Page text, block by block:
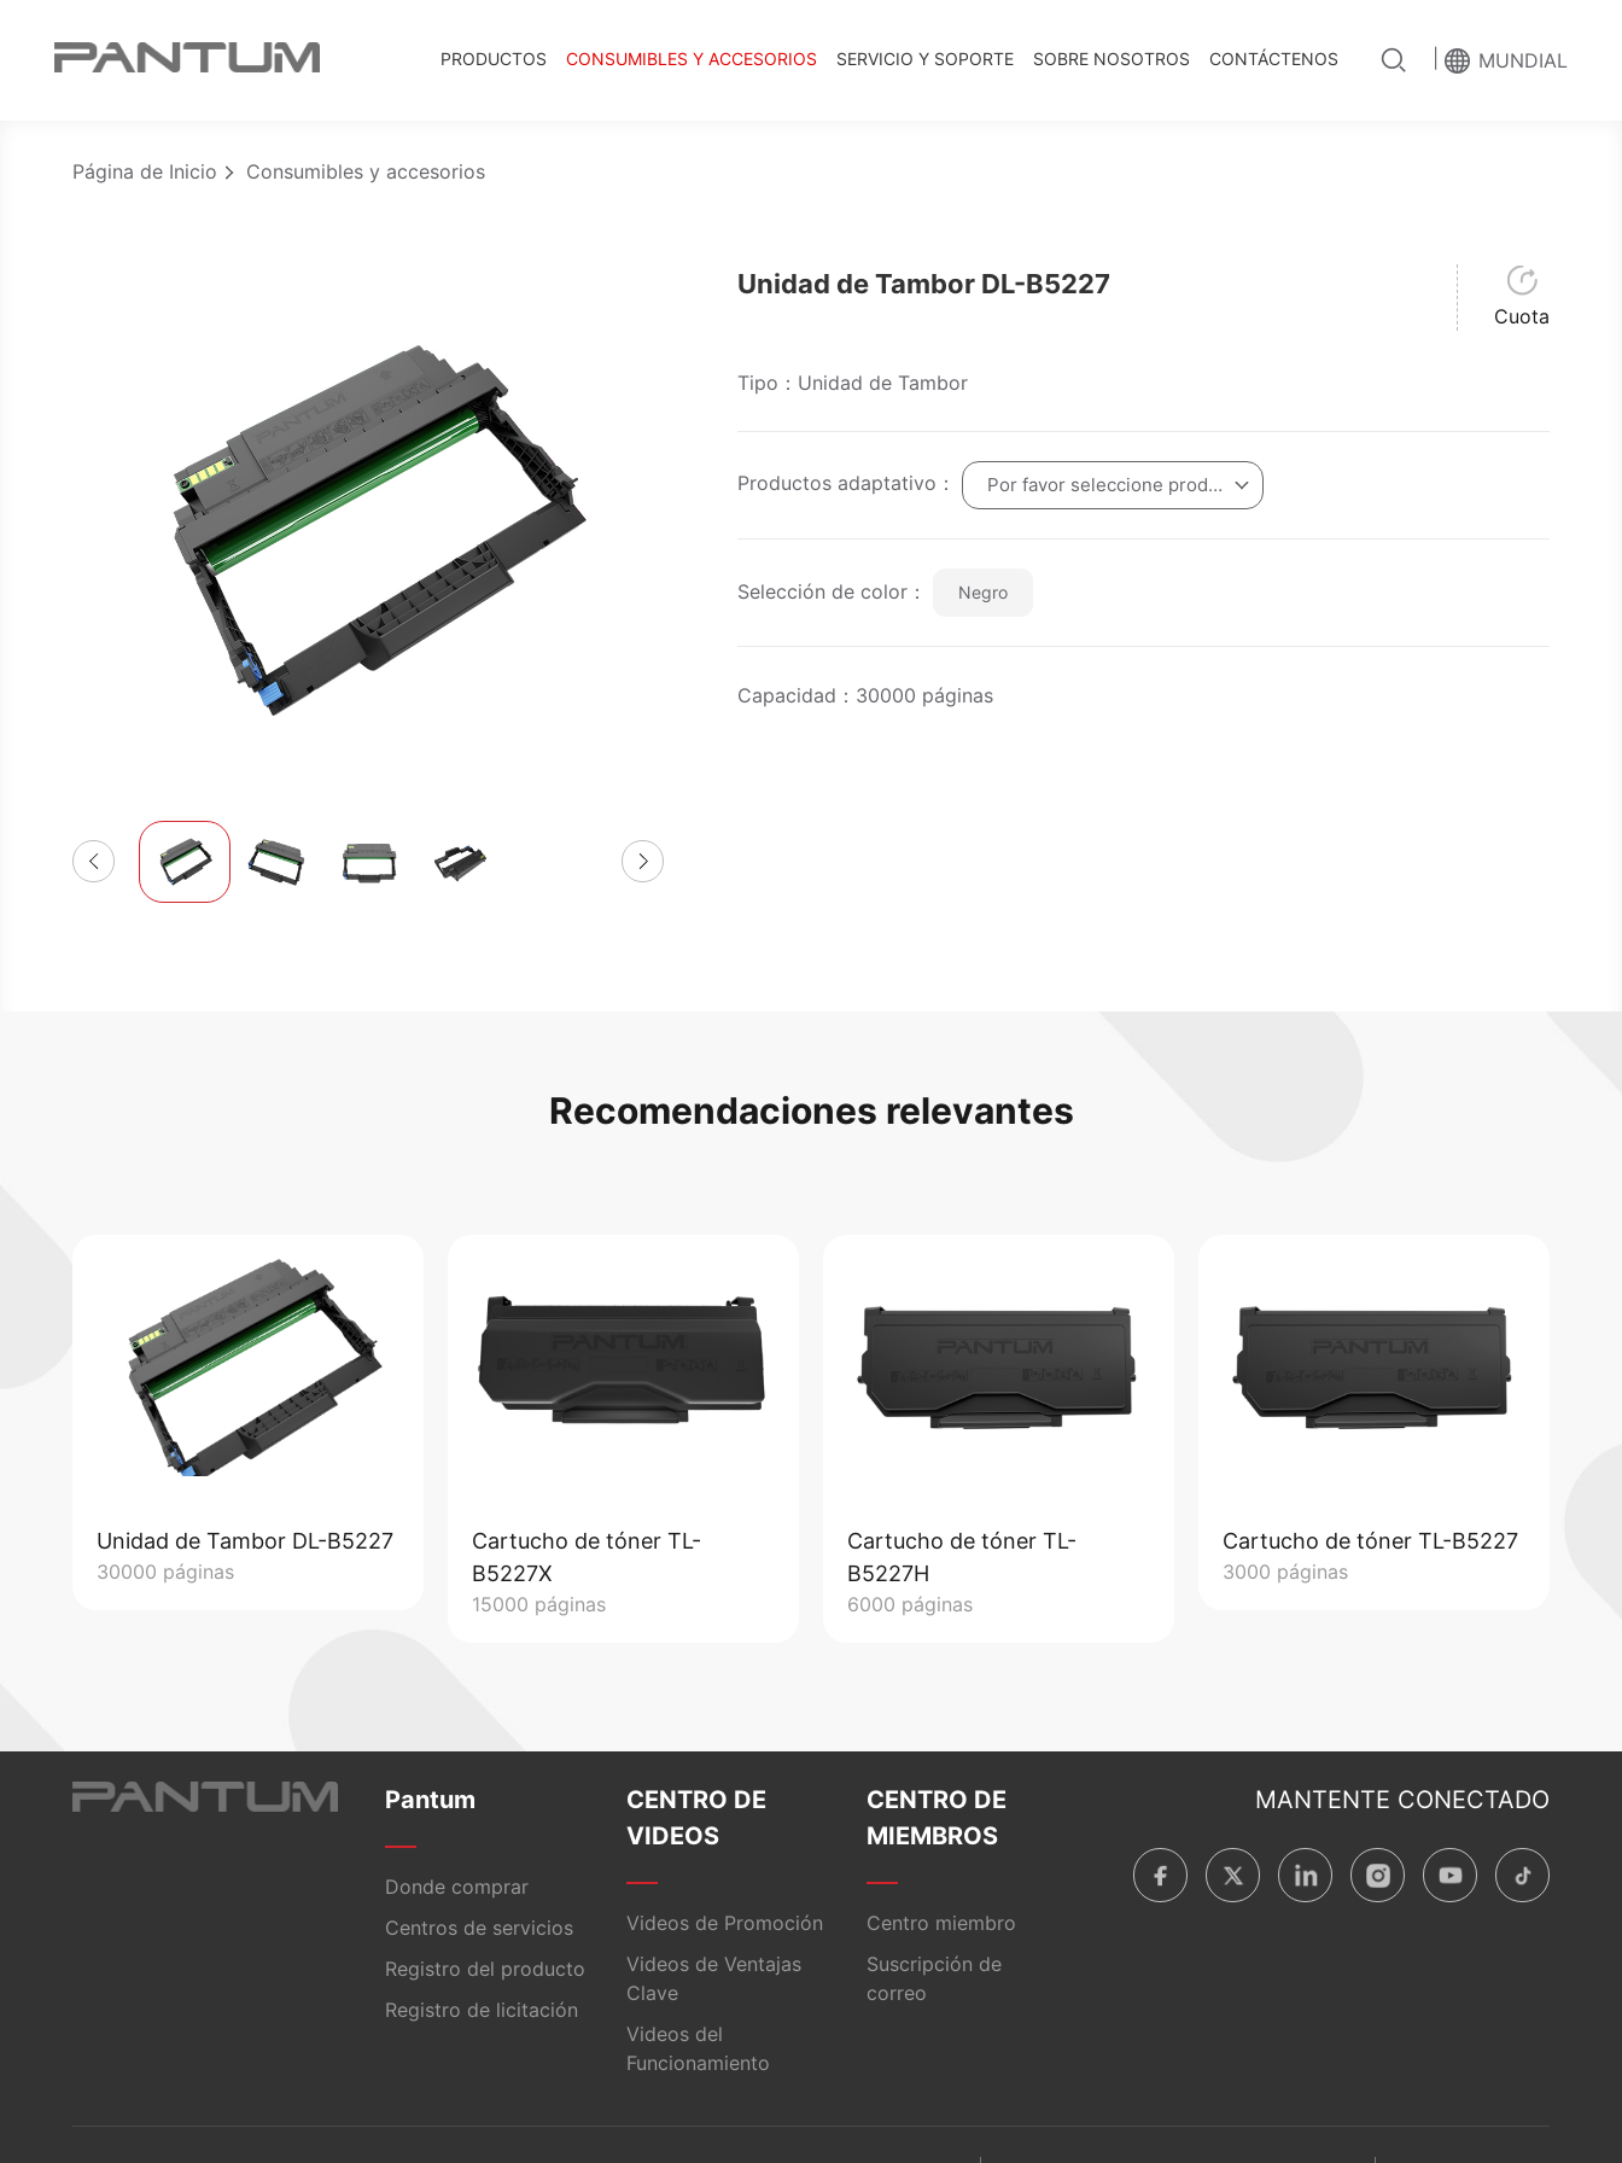
MUNDIAL
PRODUCTOS CONSUMIBLES Y ACCESORIOS SERVICIO Y SOPORTE SOBRE NOSOTROS CONTÁCTENOS
Página de Inicio Consumibles y accesorios
Unidad de Tambor DL-B5227
Tipo：Unidad de Tambor
Productos adaptativo： Por favor seleccione producto
Selección de color： Negro
Capacidad：30000 páginas
Cuota
Recomendaciones relevantes
Unidad de Tambor DL-B5227
30000 páginas
Cartucho de tóner TL-
B5227X
15000 páginas
Cartucho de tóner TL-
B5227H
6000 páginas
Cartucho de tóner TL-B5227
3000 páginas
Pantum
Donde comprar
Centros de servicios
Registro del producto
Registro de licitación
CENTRO DE
VIDEOS
Videos de Promoción
Videos de Ventajas
Clave
Videos del
Funcionamiento
CENTRO DE
MIEMBROS
Centro miembro
Suscripción de
correo
MANTENTE CONECTADO